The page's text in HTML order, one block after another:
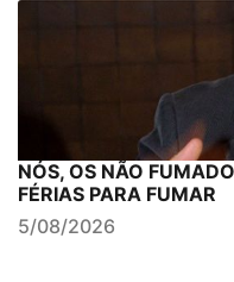
NÓS, OS NÃO
FÉRIAS PARA FUMAR
5/08/2026